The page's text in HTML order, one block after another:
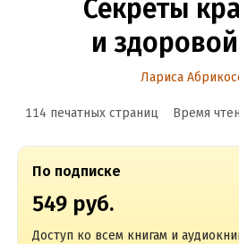
Секреты
и
Лариса
114 печатных страниц Время
По подписке
549 руб.
Доступ ко всем книгам и